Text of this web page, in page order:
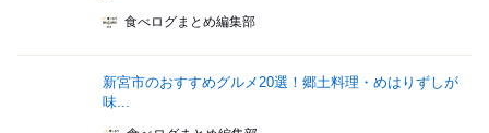
食べログまとめ編集部
新宮市のおすすめグルメ20選！郷土料理・めはりずしが
味...